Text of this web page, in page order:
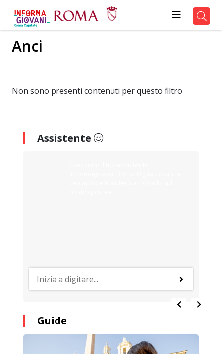
Anci
Non sono presenti contenuti per questo filtro
Assistente
Guide